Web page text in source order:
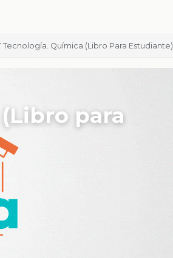
Tecnología. Química (Libro Para Estudiante)
para